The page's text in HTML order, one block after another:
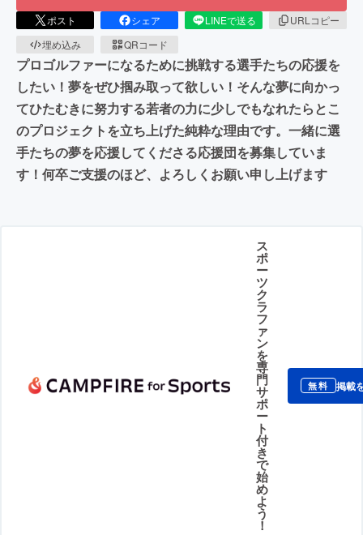
ポスト シェア LINEで送る
URLコピー
埋め込み
QRコード
プロゴルファーになるために挑戦する選手たちの応援を
したい！夢をぜひ掴み取って欲しい！そんな夢に向かっ
てひたむきに努力する若者の力に少しでもなれたらとこ
のプロジェクトを立ち上げた純粋な理由です。一緒に選
手たちの夢を応援してくださる応援団を募集していま
す！何卒ご支援のほど、よろしくお願い申し上げます
ス
ポ
ー
ツ
ク
ラ
フ
ァ
ン
を
専
門
サ
ポ
ー
ト
付
き
で
始
め
よ
う
！
無料 掲載